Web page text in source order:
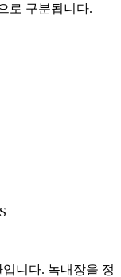
로 구분됩니다.
니다. 녹내장을 정